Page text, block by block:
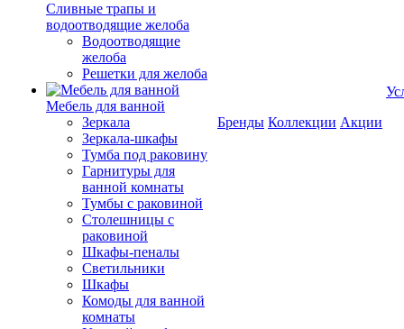
Cливные трапы и
водоотводящие желоба
Водоотводящие
желоба
Решетки для желоба
Мебель для ванной
Зеркала
Зеркала-шкафы
Тумба под раковину
Гарнитуры для
ванной комнаты
Тумбы с раковиной
Столешницы с
раковиной
Шкафы-пеналы
Светильники
Шкафы
Комоды для ванной
комнаты
Бренды Коллекции Акции